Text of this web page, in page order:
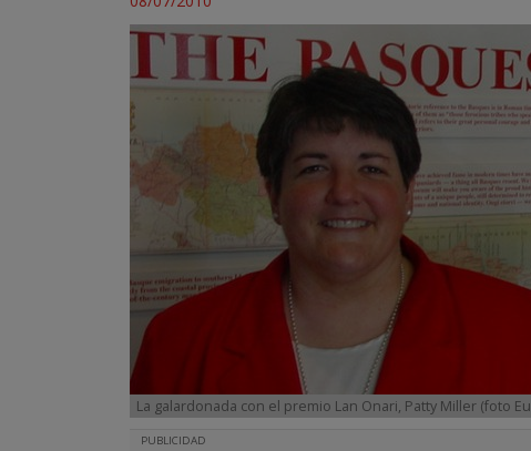
La galardonada con el premio Lan Onari, Patty Miller (foto
PUBLICIDAD